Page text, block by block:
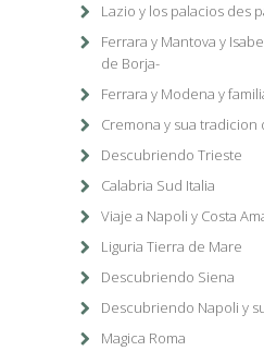
Lazio y los palacios des
Ferrara y Mantova y
de Borja-
Ferrara y Modena y
Cremona y sua tradicion
Descubriendo Trieste
Calabria Sud Italia
Viaje a Napoli y Costa
Liguria Tierra de Mare
Descubriendo Siena
Descubriendo Napoli y
Magica Roma